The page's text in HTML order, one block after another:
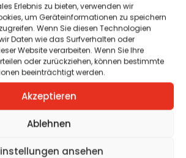
Erlebnis zu bieten, verwenden wir
um Geräteinformationen zu speichern
Wenn Sie diesen Technologien
Daten wie das Surfverhalten oder
Website verarbeiten. Wenn Sie Ihre
oder zurückziehen, können bestimmte
beeinträchtigt werden.
Akzeptieren
Ablehnen
ansehen
die Stadt als Galerie -
4
die Stadt als Galerie -
die Stadt als Galerie -